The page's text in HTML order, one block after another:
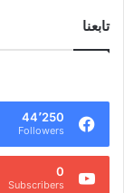
تابعنا
44٬250
Followers
0
Subscribers